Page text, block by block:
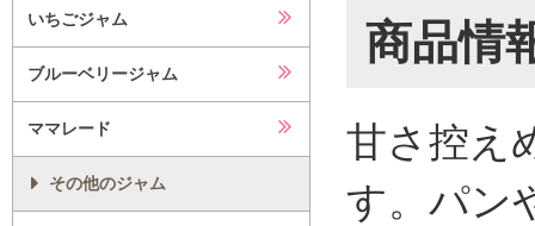
いちごジャム
ブルーベリージャム
ママレード
その他のジャム
商品情
甘さ控え
す。パン